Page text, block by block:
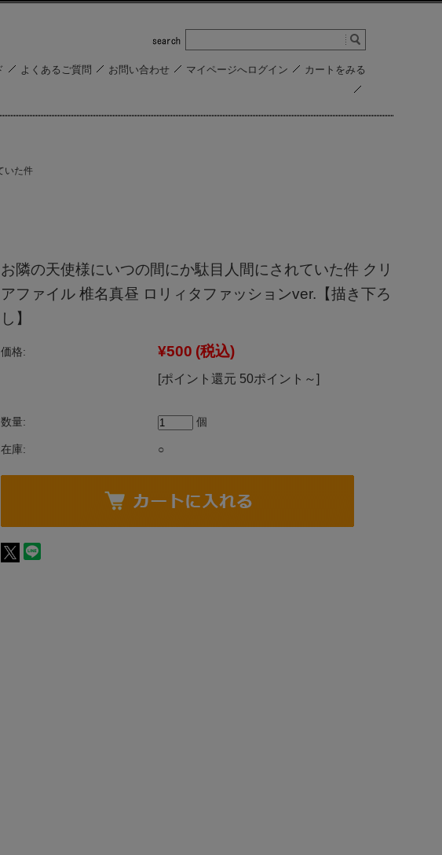
よくあるご質問 お問い合わせ マイページへログイン カートをみる
いた件
お隣の天使様にいつの間にか駄目人間にされていた件 クリ
アファイル 椎名真昼 ロリィタファッションver.【描き下ろ
し】
価格: ¥500 (税込)
[ポイント還元 50ポイント～]
数量: 個
在庫: ○